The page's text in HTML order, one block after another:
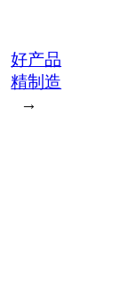
好产品
精制造
→